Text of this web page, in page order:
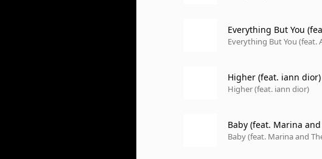
Everything But You
Everything But You (feat.
Higher (feat. iann dior)
Higher (feat. iann dior)
Baby (feat. Marina
Baby (feat. Marina and